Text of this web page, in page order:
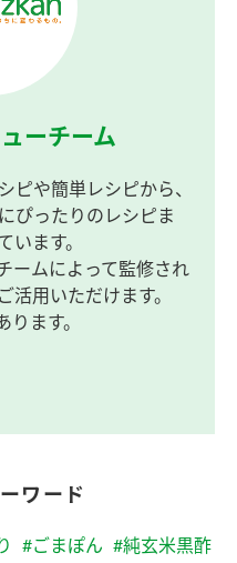
ーチーム
ピや簡単レシピから、
ぴったりのレシピま
います。
ームによって監修され
活用いただけます。
ます。
ワード
#ごまぽん #純玄米黒酢